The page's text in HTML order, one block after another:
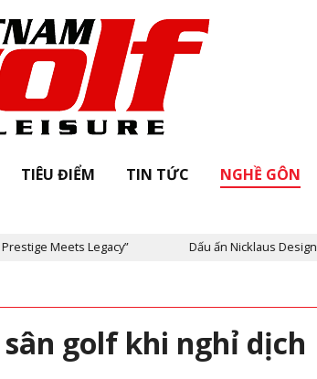
TIÊU ĐIỂM TIN TỨC NGHỀ GÔN
Dấu ấn Nicklaus Design tại Việt Nam
golf khi nghỉ dịch